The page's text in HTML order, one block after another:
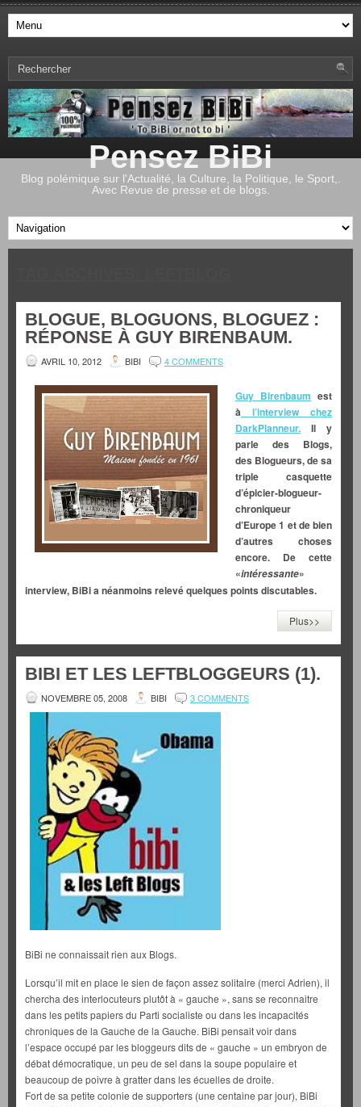
Pensez BiBi
Blog polémique sur l'Actualité, la Culture, la Politique, le Sport,.
Avec Revue de presse et de blogs.
BLOGUE, BLOGUONS, BLOGUEZ :
RÉPONSE À GUY BIRENBAUM.
AVRIL 10, 2012 BIBI 4 COMMENTS
Guy Birenbaum est
à l’interview chez
DarkPlanneur. Il y
parle des Blogs,
des Blogueurs, de sa
triple casquette
d’épicier-blogueur-
chroniqueur
d’Europe 1 et de bien
d’autres choses
encore. De cette
«intéressante»
interview, BiBi a néanmoins relevé quelques points discutables.
Plus>>
BIBI ET LES LEFTBLOGGEURS (1).
NOVEMBRE 05, 2008 BIBI 3 COMMENTS
BiBi ne connaissait rien aux Blogs.
Lorsqu’il mit en place le sien de façon assez solitaire (merci Adrien), il
chercha des interlocuteurs plutôt à « gauche », sans se reconnaitre
dans les petits papiers du Parti socialiste ou dans les incapacités
chroniques de la Gauche de la Gauche. BiBi pensait voir dans
l’espace occupé par les bloggeurs dits de « gauche » un embryon de
débat démocratique, un peu de sel dans la soupe populaire et
beaucoup de poivre à gratter dans les écuelles de droite.
Fort de sa petite colonie de supporters (une centaine par jour), BiBi